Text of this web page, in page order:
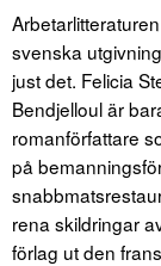
svenska
just det. Felicia
Bendjelloul är
romanförfattare
på
rena skildringar
förlag ut den